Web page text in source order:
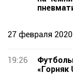
27 февраля 2020
19:26
«Горняк